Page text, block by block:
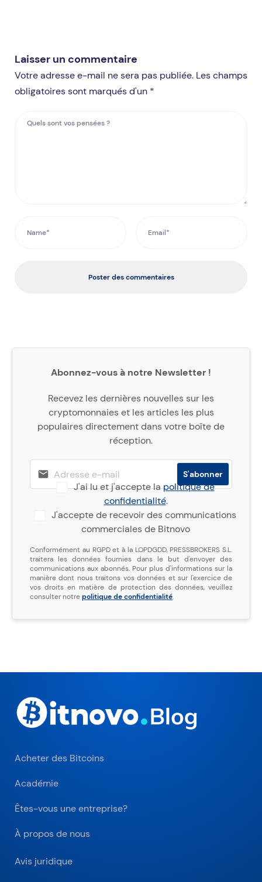
Laisser un commentaire
Votre adresse e-mail ne sera pas publiée. Les champs
obligatoires sont marqués d'un *
Poster des commentaires
Abonnez-vous à notre Newsletter !
Recevez les dernières nouvelles sur les
cryptomonnaies et les articles les plus
populaires directement dans votre boîte de
réception.
J'ai lu et j'accepte lapolitique de
confidentialité.
J'accepte de recevoir des communications
commerciales de Bitnovo
Conformément au RGPD et à la LOPDGDD, PRESSBROKERS S.L.
traitera les données fournies dans le but d'envoyer des
communications aux abonnés. Pour plus d'informations sur la
manière dont nous traitons vos données et sur l'exercice de
vos droits en matière de protection des données, veuillez
consulter notrepolitique de confidentialité.
Acheter des Bitcoins
Académie
Êtes-vous une entreprise?
À propos de nous
Avis juridique